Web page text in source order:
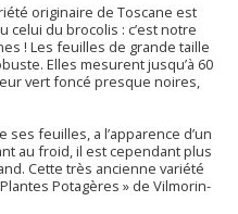
originaire de Toscane est
du brocolis : c’est notre
! Les feuilles de grande taille
Elles mesurent jusqu’à 60
vert foncé presque noires,
feuilles, a l’apparence d’un
au froid, il est cependant plus
Cette très ancienne variété
Potagères » de Vilmorin-